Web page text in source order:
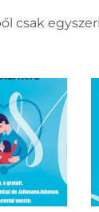
csak